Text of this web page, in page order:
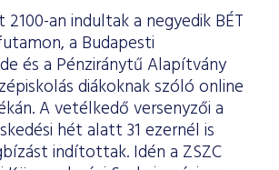
an indultak a negyedik BÉT
a Budapesti
és a Pénziránytű Alapítvány
diákoknak szóló online
A vetélkedő versenyzői a
hét alatt 31 ezernél is
indítottak. Idén a ZSZC